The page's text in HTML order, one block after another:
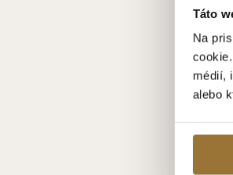
Táto
Na
médií,
alebo